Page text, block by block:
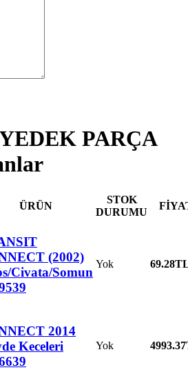
PARÇA
ÜRÜN
STOK
DURUMU
(2002)
Civata/Somun
Yok 69.28
2014
Keceleri
Yok 4993.37